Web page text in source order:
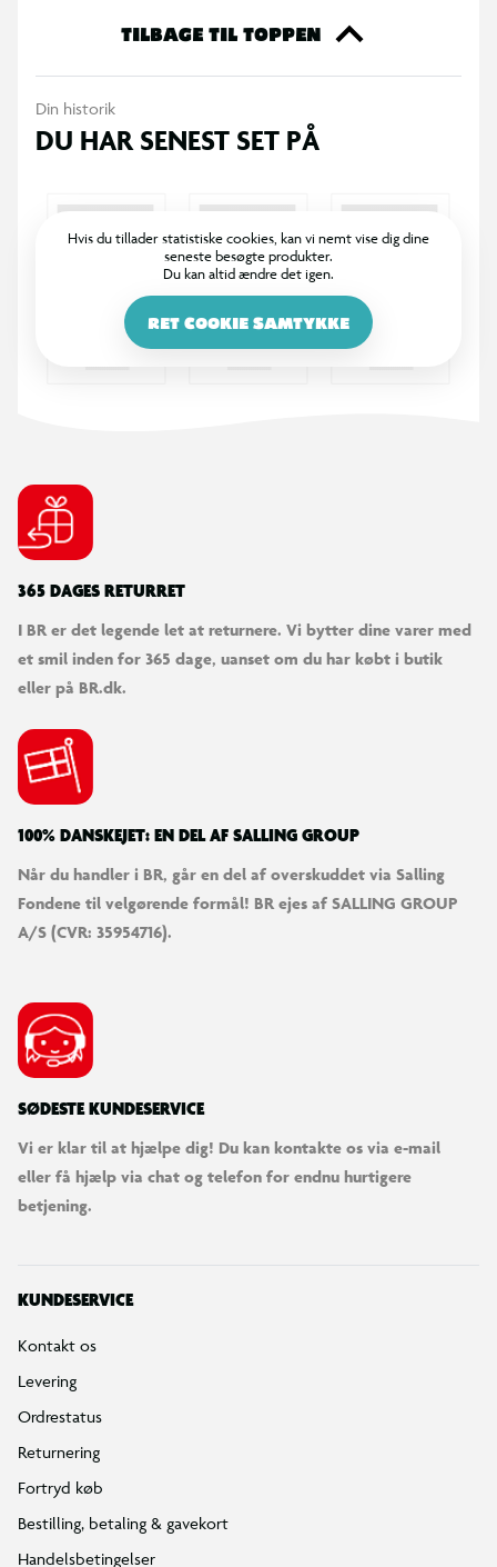
LEGO® varevognen er ankommet!
varevognen byggesæt til drenge og piger fra 6 år og op
legetøjskøretøjer, LEGO byggeri og fantasifuld
eventyr.
Børn kan nemt bygge LEGO varevognen i LEGO Builder appen,
projekter og følge deres fremskridt, mens de bygger. Byg-selv-
sættet indeholder 276 elementer.
TILBAGE TIL TOPPEN
Din historik
DU HAR SENEST SET PÅ
Hvis du tillader statistiske cookies, kan vi nemt vise dig dine
seneste besøgte produkter.
Du kan altid ændre det igen.
RET COOKIE SAMTYKKE
365 DAGES RETURRET
I BR er det legende let at returnere. Vi bytter dine varer med
et smil inden for 365 dage, uanset om du har købt i butik
eller på BR.dk.
100% DANSKEJET: EN DEL AF SALLING GROUP
Når du handler i BR, går en del af overskuddet via Salling
Fondene til velgørende formål! BR ejes af SALLING GROUP
A/S (CVR: 35954716).
SØDESTE KUNDESERVICE
Vi er klar til at hjælpe dig! Du kan kontakte os via e-mail
eller få hjælp via chat og telefon for endnu hurtigere
betjening.
KUNDESERVICE
Kontakt os
Levering
Ordrestatus
Returnering
Fortryd køb
Bestilling, betaling & gavekort
Handelsbetingelser